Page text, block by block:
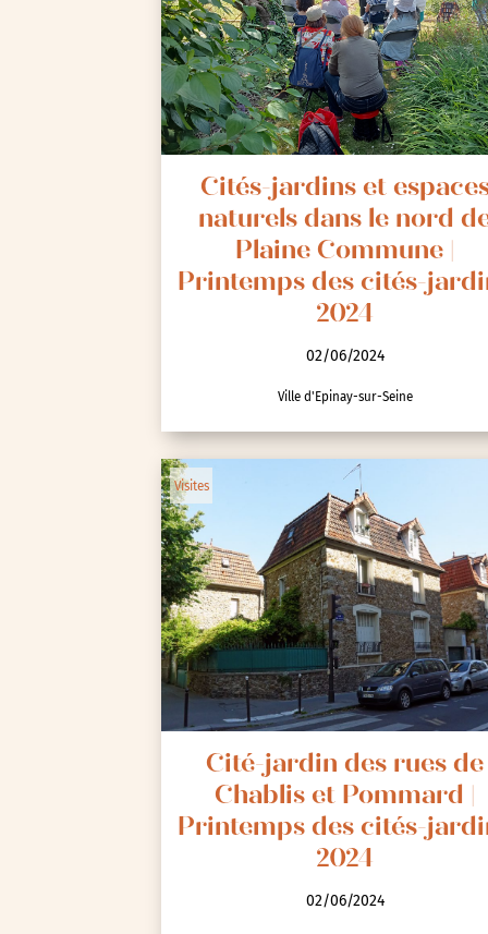
Cités-jardins et
naturels dans le nord
Plaine Commune |
Printemps des cités-
2024
02/06/2024
Ville d'Epinay-sur-Seine
Visites
Cité-jardin des rues de
Chablis et Pommard |
Printemps des cités-
2024
02/06/2024